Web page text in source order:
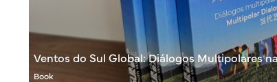
Ventos do Sul Global: Diálogos Multipolares
Book